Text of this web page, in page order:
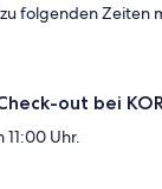
folgenden Zeiten
out bei
Uhr.